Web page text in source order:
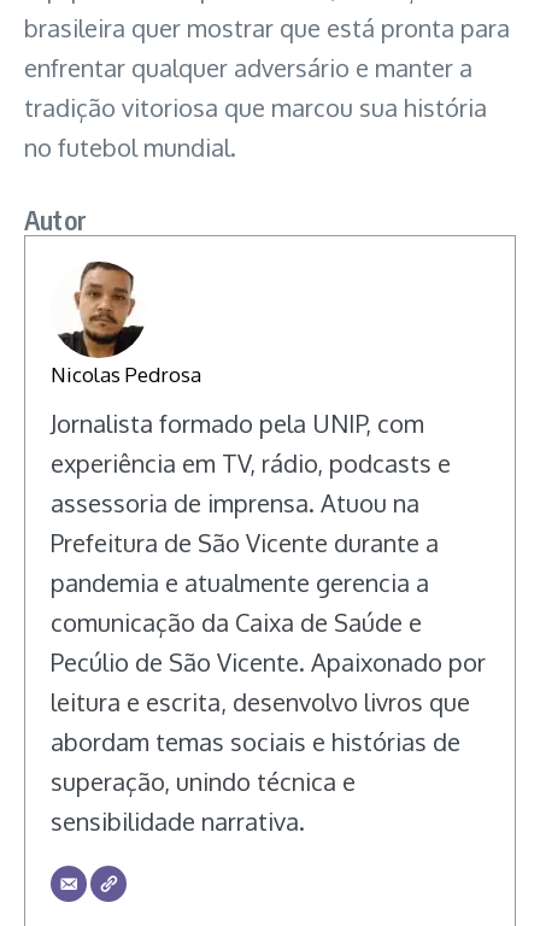
brasileira quer mostrar que está pronta para
enfrentar qualquer adversário e manter a
tradição vitoriosa que marcou sua história
no futebol mundial.
Autor
Nicolas Pedrosa
Jornalista formado pela UNIP, com
experiência em TV, rádio, podcasts e
assessoria de imprensa. Atuou na
Prefeitura de São Vicente durante a
pandemia e atualmente gerencia a
comunicação da Caixa de Saúde e
Pecúlio de São Vicente. Apaixonado por
leitura e escrita, desenvolvo livros que
abordam temas sociais e histórias de
superação, unindo técnica e
sensibilidade narrativa.